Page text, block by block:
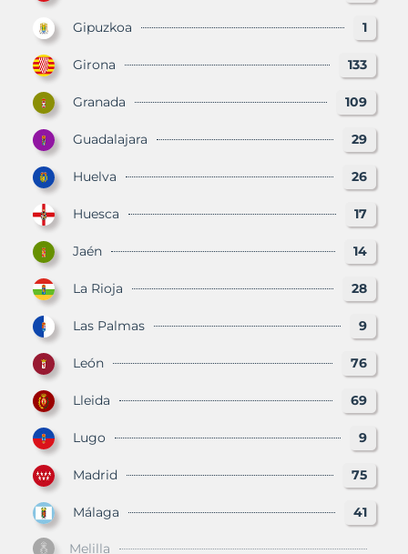
Gipuzkoa 1
Girona 133
Granada 109
Guadalajara 29
Huelva 26
Huesca 17
Jaén 14
La Rioja 28
Las Palmas 9
León 76
Lleida 69
Lugo 9
Madrid 75
Málaga 41
Melilla